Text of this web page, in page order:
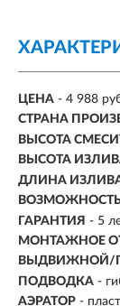
ЦЕНА - 4 988
СТРАНА
ВЫСОТА
ВЫСОТА
ДЛИНА
ГАРАНТИЯ - 5
МОНТАЖНОЕ
ВЫДВИЖНОЙ/
ПОДВОДКА -
АЭРАТОР -